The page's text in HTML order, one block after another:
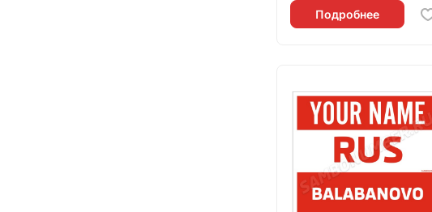
Подробнее